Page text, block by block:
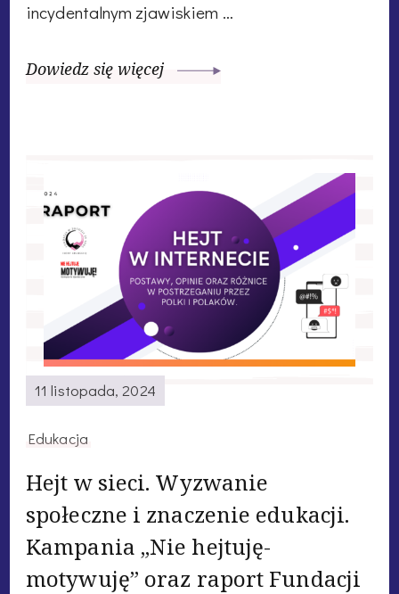
incydentalnym zjawiskiem …
Dowiedz się więcej
11 listopada, 2024
Edukacja
Hejt w sieci. Wyzwanie
społeczne i znaczenie edukacji.
Kampania „Nie hejtuję-
motywuję” oraz raport Fundacji